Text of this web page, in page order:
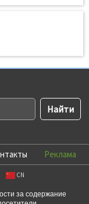
Реклама
CN
за содержание